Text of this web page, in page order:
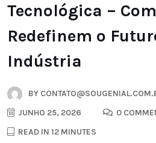
Tecnológica –
Redefinem o
Indústria
BY
JUNHO 25, 2026
0
READ IN 12 MINUTES